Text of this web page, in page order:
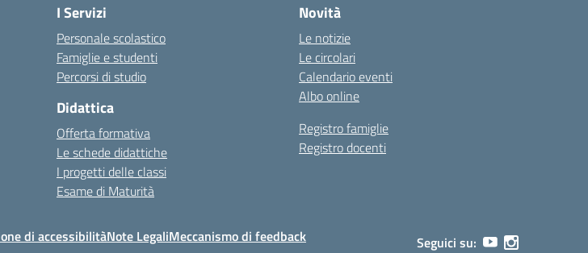
I Servizi
Personale scolastico
Famiglie e studenti
Percorsi di studio
Didattica
Offerta formativa
Le schede didattiche
I progetti delle classi
Esame di Maturità
Novità
Le notizie
Le circolari
Calendario eventi
Albo online
Registro famiglie
Registro docenti
di accessibilitàNote LegaliMeccanismo di feedback Seguici su: